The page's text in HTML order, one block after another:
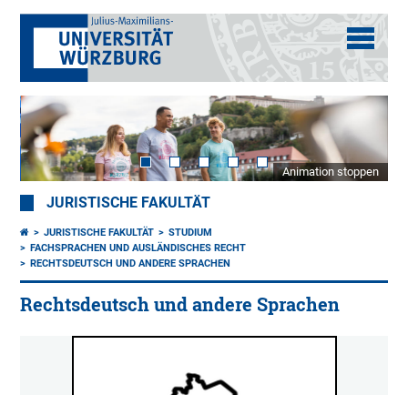
Animation stoppen
JURISTISCHE FAKULTÄT
JURISTISCHE FAKULTÄT
STUDIUM
FACHSPRACHEN UND AUSLÄNDISCHES RECHT
RECHTSDEUTSCH UND ANDERE SPRACHEN
Rechtsdeutsch und andere Sprachen